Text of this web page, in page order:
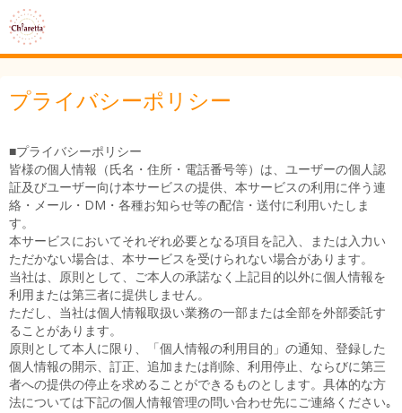
プライバシーポリシー
■プライバシーポリシー
皆様の個人情報（氏名・住所・電話番号等）は、ユーザーの個人認
証及びユーザー向け本サービスの提供、本サービスの利用に伴う連
絡・メール・DM・各種お知らせ等の配信・送付に利用いたしま
す。
本サービスにおいてそれぞれ必要となる項目を記入、または入力い
ただかない場合は、本サービスを受けられない場合があります。
当社は、原則として、ご本人の承諾なく上記目的以外に個人情報を
利用または第三者に提供しません。
ただし、当社は個人情報取扱い業務の一部または全部を外部委託す
ることがあります。
原則として本人に限り、「個人情報の利用目的」の通知、登録した
個人情報の開示、訂正、追加または削除、利用停止、ならびに第三
者への提供の停止を求めることができるものとします。具体的な方
法については下記の個人情報管理の問い合わせ先にご連絡ください｡